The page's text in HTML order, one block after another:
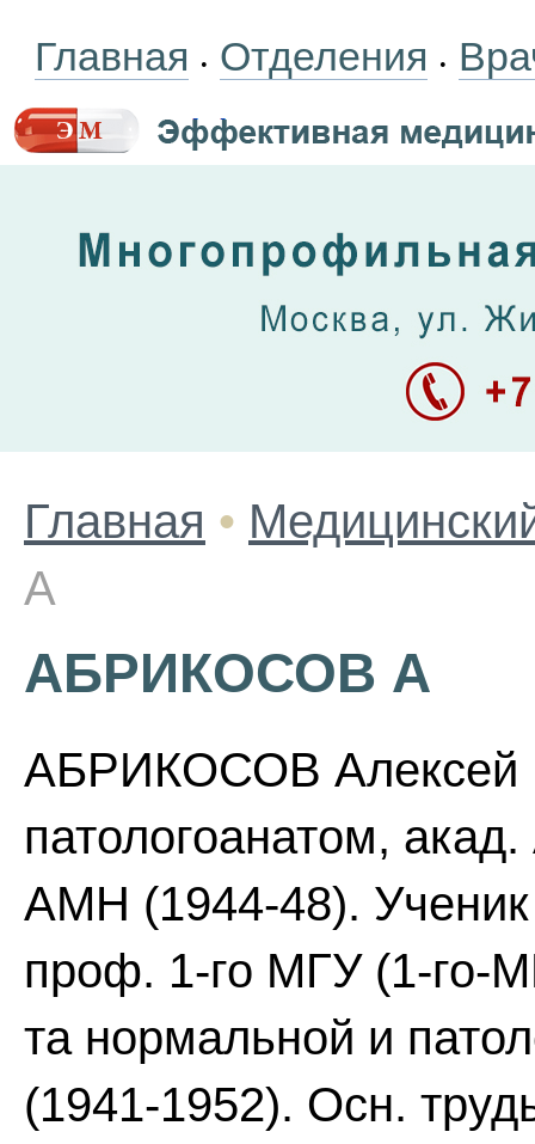
Главная • Отделения •
Главная •
А
АБРИКОСОВ А
АБРИКОСОВ Алексей
патологоанатом,
АМН (1944-48).
проф. 1-го МГУ (1-го-
та нормальной и
(1941-1952). Осн.